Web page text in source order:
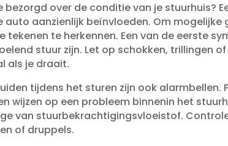
bezorgd over de conditie van je stuurhuis?
auto aanzienlijk beïnvloeden.​ Om
tekenen te herkennen.​ Een van de eerste
stuur zijn.​ Let op schokken, trillingen
als je draait.​
tijdens het sturen zijn ook alarmbellen.​
wijzen op een probleem binnenin het
van stuurbekrachtigingsvloeistof.​
of druppels.​